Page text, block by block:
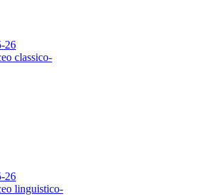
26
classico-
26
linguistico-